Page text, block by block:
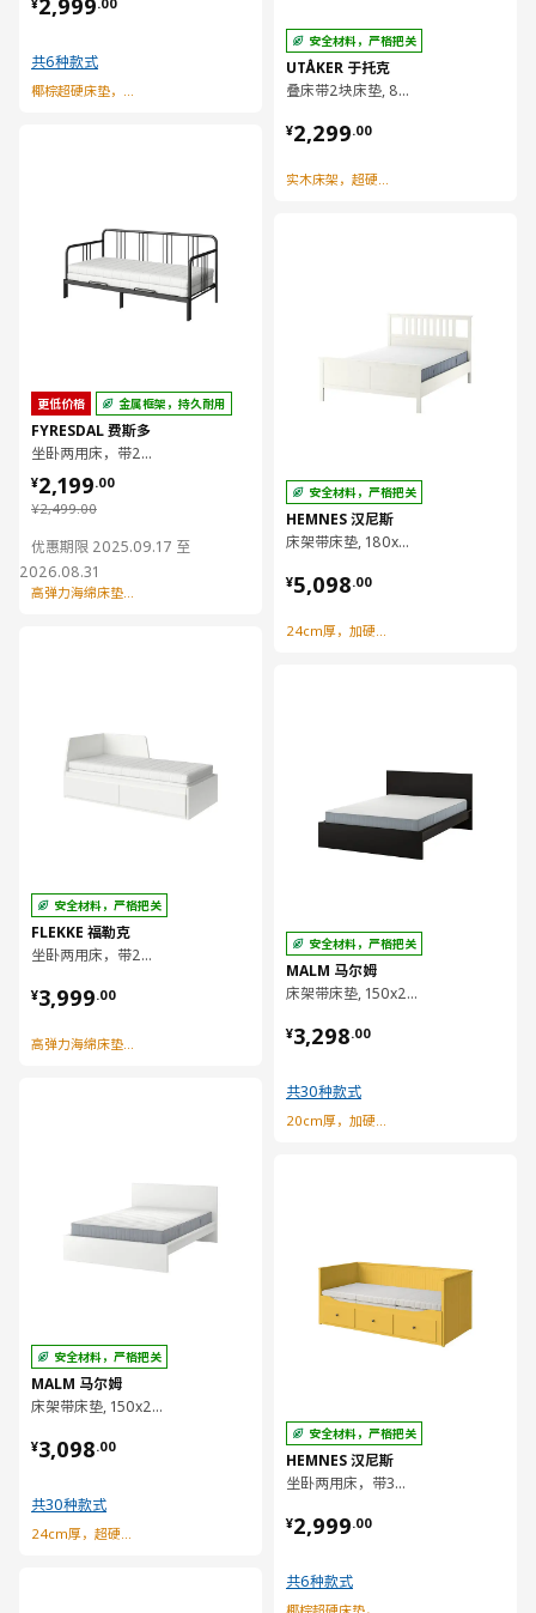
2,999
共6种款式
椰棕超硬床垫，结实支撑
更低价格 金属框架，持久耐用
FYRESDAL 费斯多
坐卧两用床，带2个床垫, 80x200 厘米
¥2,499.00
¥ 2499.00
¥2,199.00
¥ 2199.00
优惠期限 2025.09.17 至
2026.08.31
高弹力海绵床垫舒适支撑
安全材料，严格把关
FLEKKE 福勒克
坐卧两用床，带2个抽屉/2个床垫, 80x200 厘米
¥3,999.00
¥ 3999.00
高弹力海绵床垫舒适支撑
安全材料，严格把关
MALM 马尔姆
床架带床垫, 150x200 厘米
¥3,098.00
¥ 3098.00
共30种款式
24cm厚，超硬型弹簧床垫
安全材料，严格把关
UTÅKER 于托克
叠床带2块床垫, 80x200 厘米
¥2,299.00
¥ 2299.00
实木床架，超硬椰棕床垫
安全材料，严格把关
HEMNES 汉尼斯
床架带床垫, 180x200 厘米
¥5,098.00
¥ 5098.00
24cm厚，加硬型弹簧床垫
安全材料，严格把关
MALM 马尔姆
床架带床垫, 150x200 厘米
¥3,298.00
¥ 3298.00
共30种款式
20cm厚，加硬型弹簧床垫
安全材料，严格把关
HEMNES 汉尼斯
坐卧两用床，带3个抽屉/2个床垫, 80x200 厘米
¥2,999.00
¥ 2999.00
共6种款式